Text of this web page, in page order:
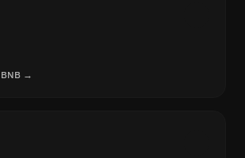
exchange ADA به BNB →